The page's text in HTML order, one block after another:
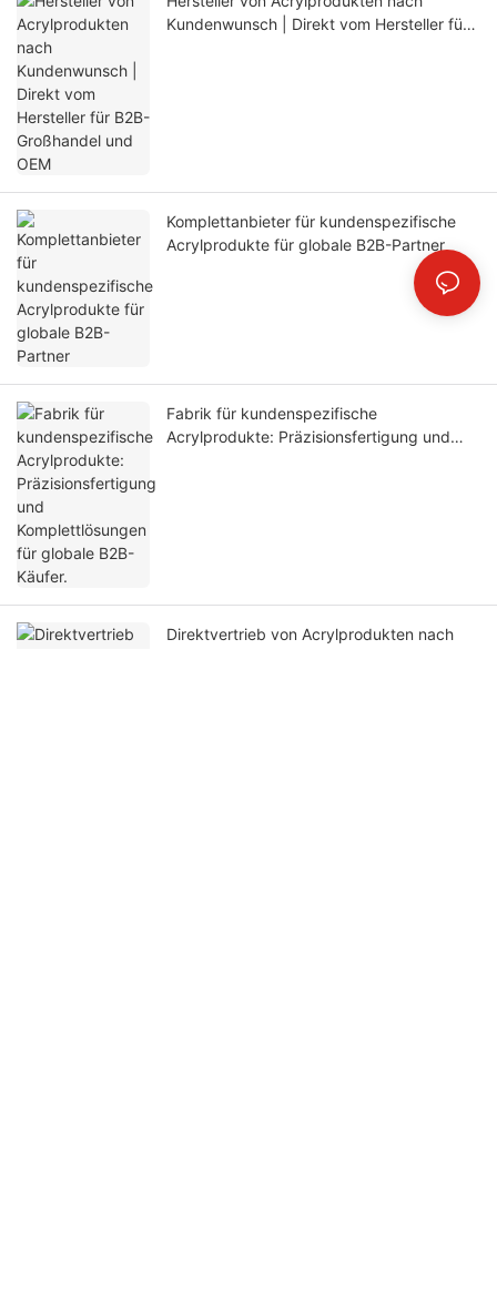
Kundenwunsch | Direkt vom Hersteller für
Komplettanbieter für kundenspezifische
Acrylprodukte für globale B2B-Partner
Fabrik für kundenspezifische
Acrylprodukte: Präzisionsfertigung und
Direktvertrieb von Acrylprodukten nach